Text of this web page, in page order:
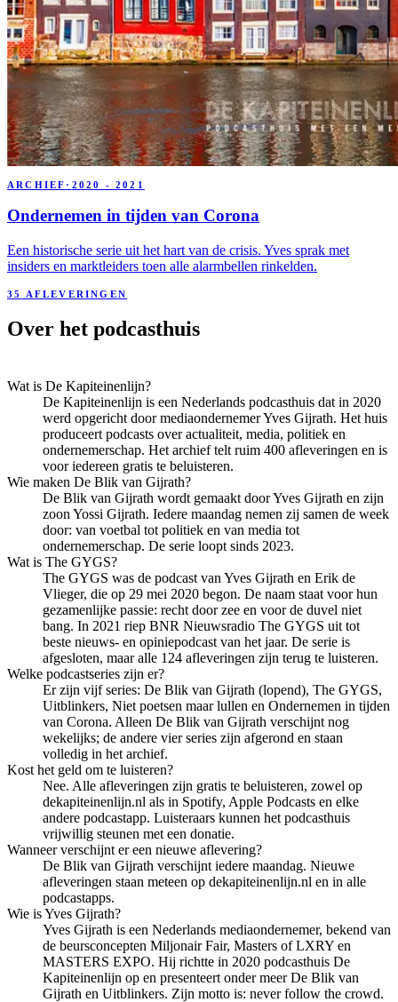
ARCHIEF · 2020 - 2021
Ondernemen in tijden van Corona
Een historische serie uit het hart van de crisis. Yves sprak met
insiders en marktleiders toen alle alarmbellen rinkelden.
35 AFLEVERINGEN
Over het podcasthuis
Wat is De Kapiteinenlijn?
De Kapiteinenlijn is een Nederlands podcasthuis dat in 2020
werd opgericht door mediaondernemer Yves Gijrath. Het huis
produceert podcasts over actualiteit, media, politiek en
ondernemerschap. Het archief telt ruim 400 afleveringen en is
voor iedereen gratis te beluisteren.
Wie maken De Blik van Gijrath?
De Blik van Gijrath wordt gemaakt door Yves Gijrath en zijn
zoon Yossi Gijrath. Iedere maandag nemen zij samen de week
door: van voetbal tot politiek en van media tot
ondernemerschap. De serie loopt sinds 2023.
Wat is The GYGS?
The GYGS was de podcast van Yves Gijrath en Erik de
Vlieger, die op 29 mei 2020 begon. De naam staat voor hun
gezamenlijke passie: recht door zee en voor de duvel niet
bang. In 2021 riep BNR Nieuwsradio The GYGS uit tot
beste nieuws- en opiniepodcast van het jaar. De serie is
afgesloten, maar alle 124 afleveringen zijn terug te luisteren.
Welke podcastseries zijn er?
Er zijn vijf series: De Blik van Gijrath (lopend), The GYGS,
Uitblinkers, Niet poetsen maar lullen en Ondernemen in tijden
van Corona. Alleen De Blik van Gijrath verschijnt nog
wekelijks; de andere vier series zijn afgerond en staan
volledig in het archief.
Kost het geld om te luisteren?
Nee. Alle afleveringen zijn gratis te beluisteren, zowel op
dekapiteinenlijn.nl als in Spotify, Apple Podcasts en elke
andere podcastapp. Luisteraars kunnen het podcasthuis
vrijwillig steunen met een donatie.
Wanneer verschijnt er een nieuwe aflevering?
De Blik van Gijrath verschijnt iedere maandag. Nieuwe
afleveringen staan meteen op dekapiteinenlijn.nl en in alle
podcastapps.
Wie is Yves Gijrath?
Yves Gijrath is een Nederlands mediaondernemer, bekend van
de beursconcepten Miljonair Fair, Masters of LXRY en
MASTERS EXPO. Hij richtte in 2020 podcasthuis De
Kapiteinenlijn op en presenteert onder meer De Blik van
Gijrath en Uitblinkers. Zijn motto is: never follow the crowd.